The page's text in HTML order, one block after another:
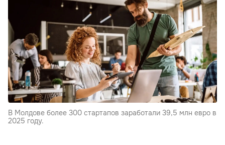
В Молдове более 300 стартапов заработали 39,5 млн евро в
2025 году.